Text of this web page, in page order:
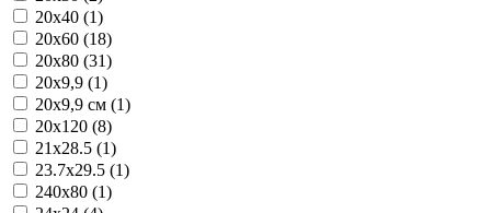
20x40 (1)
20x60 (18)
20x80 (31)
20x9,9 (1)
20x9,9 см (1)
20х120 (8)
21x28.5 (1)
23.7x29.5 (1)
240x80 (1)